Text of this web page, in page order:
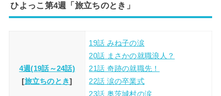
ひよっこ第4週「旅立ちのとき」
4週(19話～24話)
[旅立ちのとき]
19話 みね子の涙
20話 まさかの就職浪人？
21話 奇跡の就職先！
22話 涙の卒業式
23話 奥茨城村の涙